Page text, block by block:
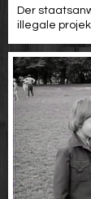
Der
illegale